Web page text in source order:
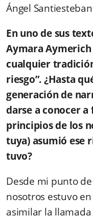
Ángel
En uno de sus
Aymara
cualquier
riesgo”. ¿Hasta
generación de
darse a conocer a
principios de los
tuya) asumió ese
tuvo?
Desde mi punto
nosotros estuvo
asimilar la llamada